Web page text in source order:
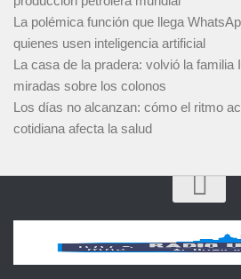
La polémica función que llega
quienes usen inteligencia artificial
La casa de la pradera: volvió la familia
miradas sobre los colonos
Los días no alcanzan: cómo el ritmo
cotidiana afecta la salud